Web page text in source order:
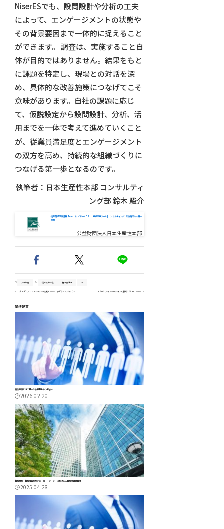
NiserESでも、設問設計や分析の工夫
によって、エンゲージメントの状態や
その背景要因まで一体的に捉えること
ができます。 調査は、実施すること自
体が目的ではありません。結果をもと
に課題を特定し、現場との対話を深
め、具体的な改善施策につなげてこそ
意味があります。自社の課題に応じ
て、仮説設定から設問設計、分析、活
用までを一体で考えて進めていくこと
が、従業員満足度とエンゲージメント
の双方を高め、持続的な組織づくりに
つなげる第一歩となるのです。
執筆者：日本生産性本部 コンサルティ
ング部 鈴木 駿介
従業員満足度調査「niser（ナイサー）ES」 | 組織診断ツール | コンサルティング | 公益財団法人日本
生産…
公益財団法人日本生産性本部
人事制度 従業員満足度 従業員満足 ES
【サービスイノベーションの挑戦】第1回：ナビタイムジャパン 【サービスイノベーションの挑戦】第2回：Medii
関連記事
賃金制度とは？基本から最新トレンドまで
2026.02.20
歯科材料・歯科機器の大手メーカー・ジーシーにおける人事制度構築事例
2025.04.28